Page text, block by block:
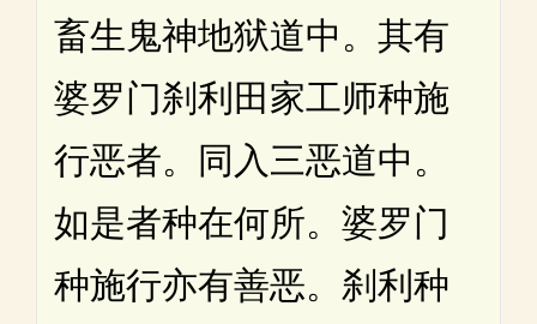
畜生鬼神地狱道中。其有
婆罗门刹利田家工师种施
行恶者。同入三恶道中。
如是者种在何所。婆罗门
种施行亦有善恶。刹利种